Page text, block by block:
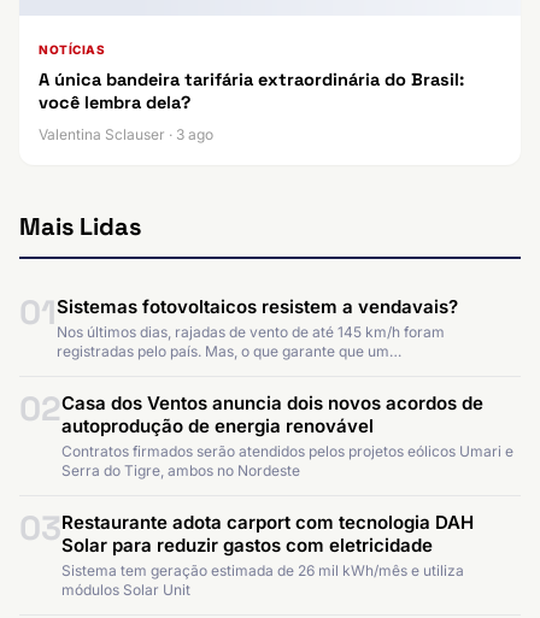
NOTÍCIAS
A única bandeira tarifária extraordinária do Brasil:
você lembra dela?
Valentina Sclauser · 3 ago
Mais Lidas
01Sistemas fotovoltaicos resistem a vendavais?
Nos últimos dias, rajadas de vento de até 145 km/h foram
registradas pelo país. Mas, o que garante que um…
02Casa dos Ventos anuncia dois novos acordos de
autoprodução de energia renovável
Contratos firmados serão atendidos pelos projetos eólicos Umari e
Serra do Tigre, ambos no Nordeste
03Restaurante adota carport com tecnologia DAH
Solar para reduzir gastos com eletricidade
Sistema tem geração estimada de 26 mil kWh/mês e utiliza
módulos Solar Unit